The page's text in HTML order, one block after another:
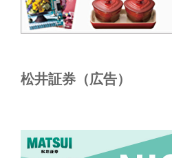
松井証券（広告）